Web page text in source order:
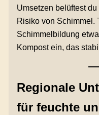
Umsetzen belüftest
Risiko von Schimmel.
Schimmelbildung
Kompost ein, das
Regionale
für feuchte